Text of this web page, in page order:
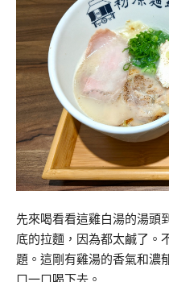
先來喝看看這雞白湯的湯頭
底的拉麵，因為都太鹹了。
題。這剛有雞湯的香氣和濃